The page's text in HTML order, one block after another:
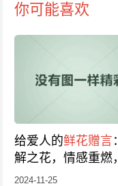
你可能喜欢
给爱人的鲜花赠言
解之花，情感重燃
好瞬间与你共度
2024-11-25